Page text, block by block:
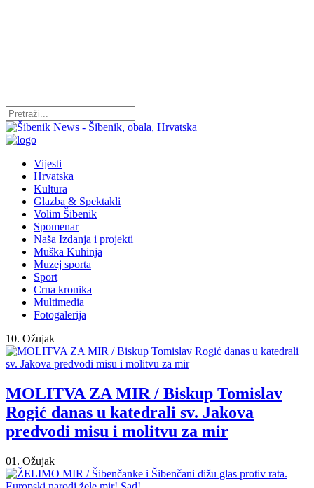
Vijesti
Hrvatska
Kultura
Glazba & Spektakli
Volim Šibenik
Spomenar
Naša Izdanja i projekti
Muška Kuhinja
Muzej sporta
Sport
Crna kronika
Multimedia
Fotogalerija
10. Ožujak
MOLITVA ZA MIR / Biskup Tomislav
Rogić danas u katedrali sv. Jakova
predvodi misu i molitvu za mir
01. Ožujak